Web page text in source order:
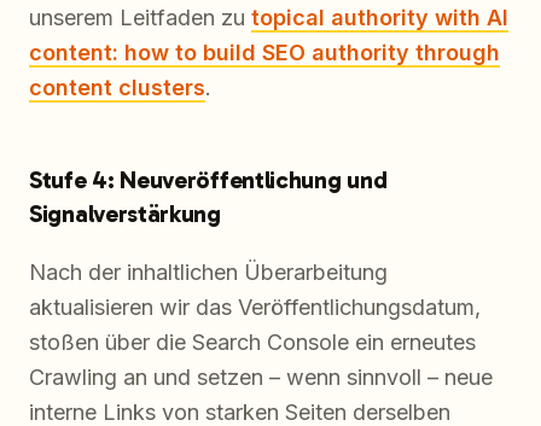
unserem Leitfaden zu topical authority with AI
content: how to build SEO authority through
content clusters.
Stufe 4: Neuveröffentlichung und
Signalverstärkung
Nach der inhaltlichen Überarbeitung
aktualisieren wir das Veröffentlichungsdatum,
stoßen über die Search Console ein erneutes
Crawling an und setzen – wenn sinnvoll – neue
interne Links von starken Seiten derselben